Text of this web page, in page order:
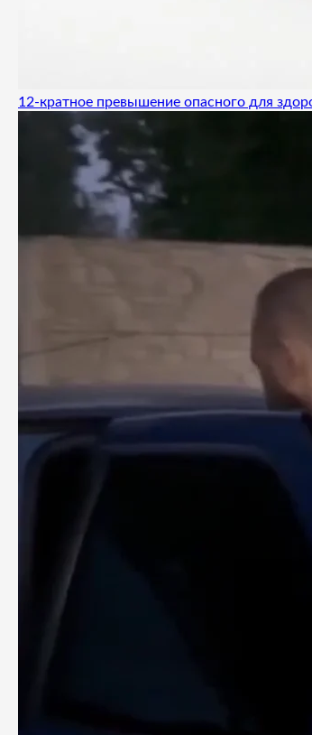
12-кратное превышение опасного для